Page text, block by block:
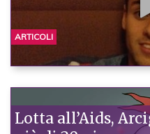
ARTICOLI
Lotta all’Aids,